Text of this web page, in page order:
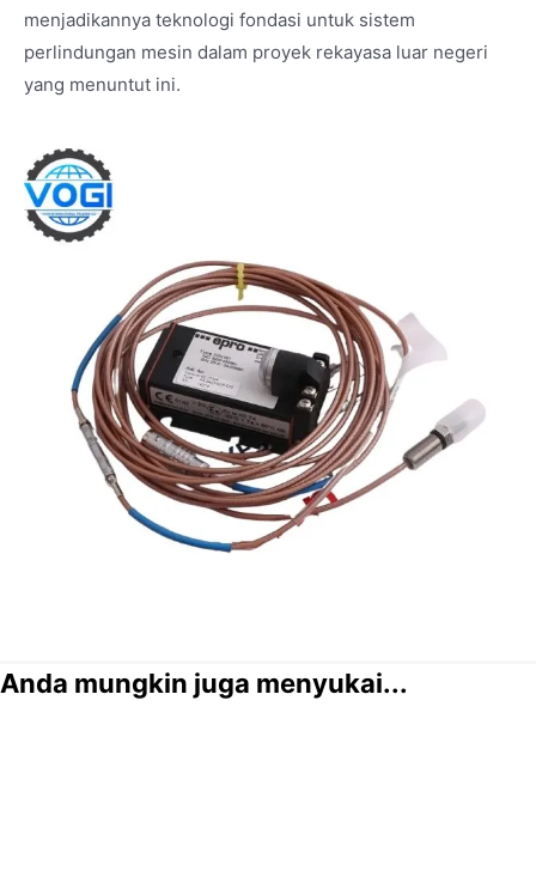
menjadikannya teknologi fondasi untuk sistem
perlindungan mesin dalam proyek rekayasa luar negeri
yang menuntut ini.
Anda mungkin juga menyukai...